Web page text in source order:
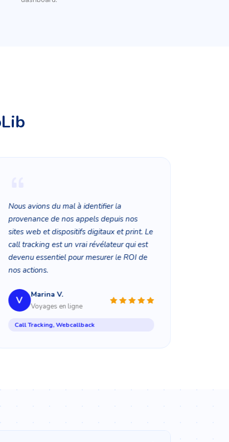
Nous avions du mal à identifier la
provenance de nos appels depuis nos
sites web et dispositifs digitaux et print. Le
call tracking est un vrai révélateur qui est
devenu essentiel pour mesurer le ROI de
nos actions.
V Marina V.
Voyages en ligne
Call Tracking, Webcallback